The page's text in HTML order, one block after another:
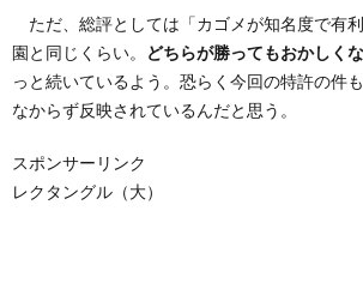
ただ、総評としては「カゴメが知名度で有
園と同じくらい。
どちらが勝ってもおかしく
っと続いているよう。恐らく今回の特許の件
なからず反映されているんだと思う。
スポンサーリンク
レクタングル（大）